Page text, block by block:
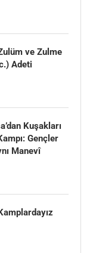
ve Zulme
Adeti
Kuşakları
Gençler
Manevî